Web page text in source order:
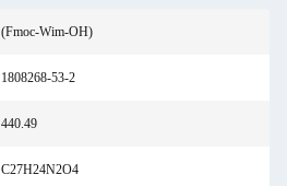
(Fmoc-Wim-OH)
1808268-53-2
440.49
C27H24N2O4